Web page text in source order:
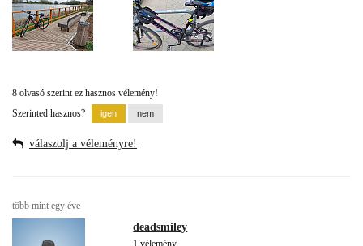
8 olvasó szerint ez hasznos vélemény!
Szerinted hasznos?
válaszolj a véleményre!
több mint egy éve
deadsmiley